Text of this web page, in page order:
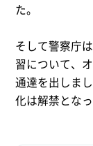
た。
そして警察庁
習について、
通達を出しま
化は解禁となっ